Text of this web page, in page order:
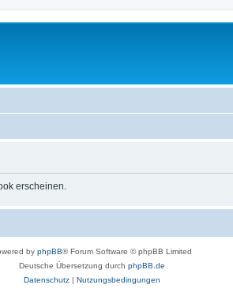
erscheinen.
by phpBB® Forum Software © phpBB Limited
Deutsche Übersetzung durch phpBB.de
Datenschutz| Nutzungsbedingungen